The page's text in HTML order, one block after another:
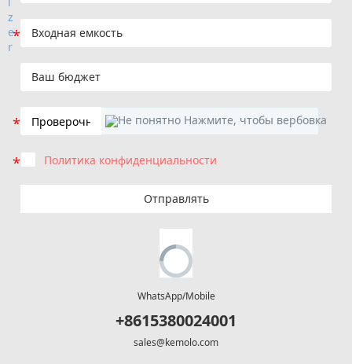
Политика конфиденциальности
Отправлять
WhatsApp/Mobile
+8615380024001
sales@kemolo.com